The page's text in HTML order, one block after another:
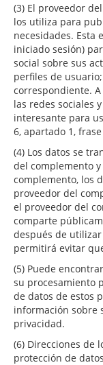
(3) El proveedor
los utiliza para
necesidades. Esta
iniciado sesión)
social sobre sus
perfiles de
correspondiente.
las redes sociales
interesante para
6, apartado 1,
(4) Los datos se
del complemento
complemento, los
proveedor del
el proveedor del
comparte
después de
permitirá evitar
(5) Puede
su procesamiento
de datos de estos
información sobre
privacidad.
(6) Direcciones de
protección de